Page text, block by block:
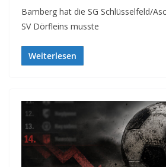
Bamberg hat die SG Schlüsselfeld/
SV Dörfleins musste
Weiterlesen